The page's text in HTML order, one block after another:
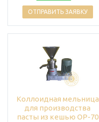
ОТПРАВИТЬ ЗАЯВКУ
Коллоидная мельница
для производства
пасты из кешью OP-70